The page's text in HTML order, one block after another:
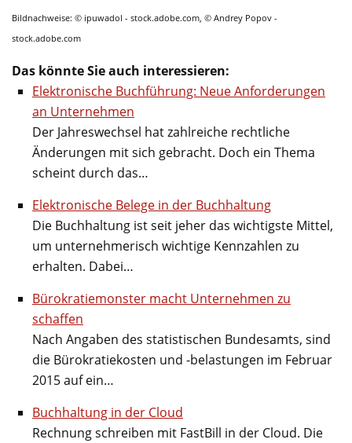
Bildnachweise: © ipuwadol - stock.adobe.com, © Andrey Popov -
stock.adobe.com
Das könnte Sie auch interessieren:
Elektronische Buchführung: Neue Anforderungen
an Unternehmen
Der Jahreswechsel hat zahlreiche rechtliche
Änderungen mit sich gebracht. Doch ein Thema
scheint durch das…
Elektronische Belege in der Buchhaltung
Die Buchhaltung ist seit jeher das wichtigste Mittel,
um unternehmerisch wichtige Kennzahlen zu
erhalten. Dabei…
Bürokratiemonster macht Unternehmen zu
schaffen
Nach Angaben des statistischen Bundesamts, sind
die Bürokratiekosten und -belastungen im Februar
2015 auf ein…
Buchhaltung in der Cloud
Rechnung schreiben mit FastBill in der Cloud. Die